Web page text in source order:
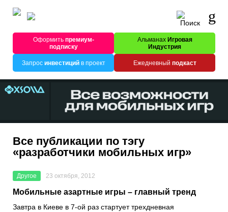
Оформитьпремиум-
подписку
Альманах Игровая
Индустрия
Запрос инвестицийв проект Ежедневный подкаст
Все публикации по тэгу
«разработчики мобильных игр»
Другое 23 октября, 2012
Мобильные азартные игры – главный тренд
Завтра в Киеве в 7-ой раз стартует трехдневная